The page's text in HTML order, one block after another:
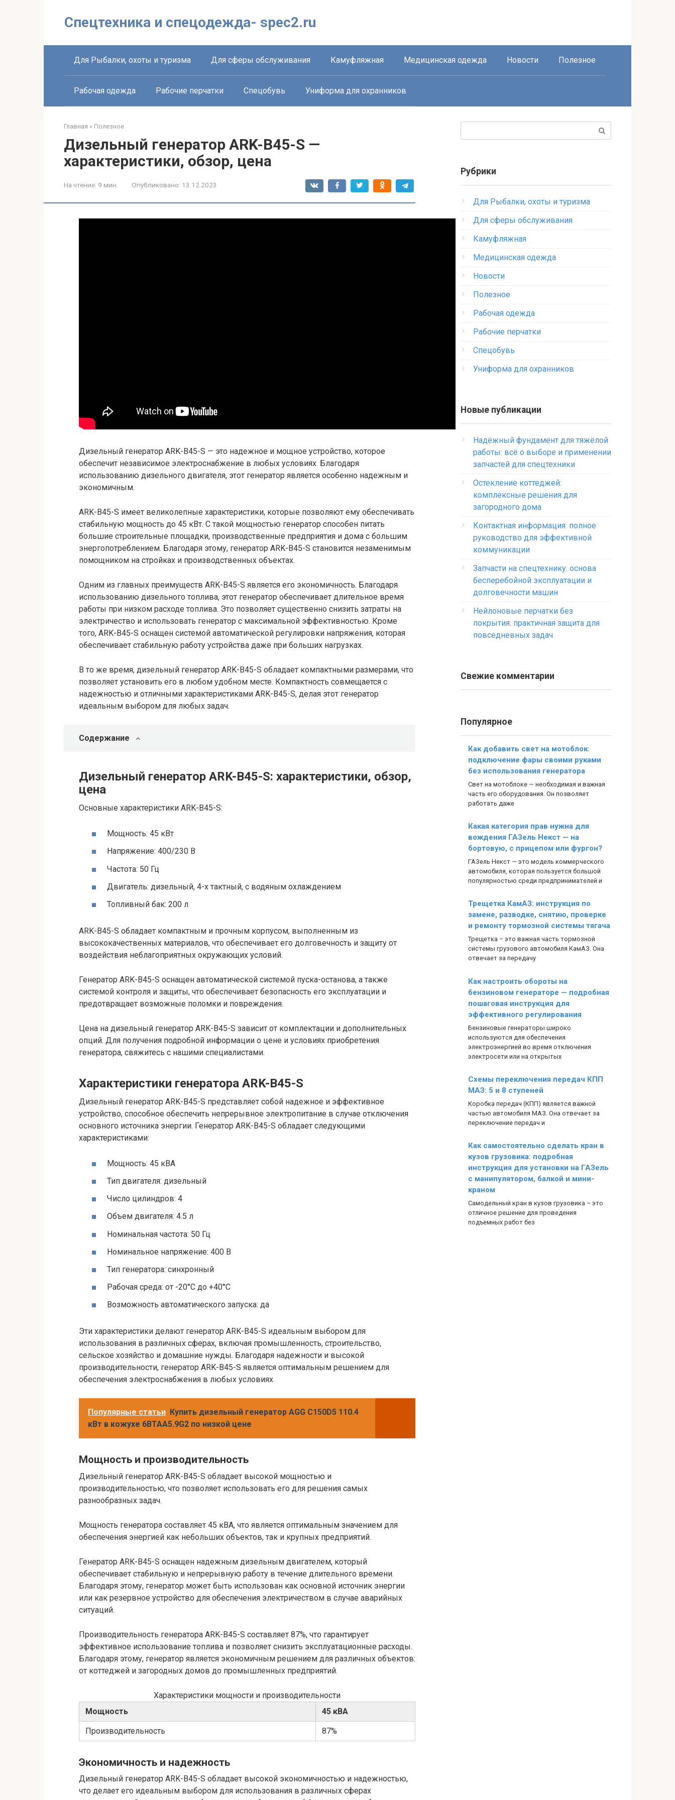
Спецтехника и спецодежда- spec2.ru
Для Рыбалки, охоты и туризма Для сферы обслуживания Камуфляжная Медицинская одежда Новости Полезное
Рабочая одежда Рабочие перчатки Спецобувь Униформа для охранников
Главная » Полезное
Дизельный генератор ARK-B45-S —
характеристики, обзор, цена
На чтение: 9 мин Опубликовано: 13.12.2023
Дизельный генератор ARK-B45-S — это надежное и мощное устройство, которое
обеспечит независимое электроснабжение в любых условиях. Благодаря
использованию дизельного двигателя, этот генератор является особенно надежным и
экономичным.
ARK-B45-S имеет великолепные характеристики, которые позволяют ему обеспечивать
стабильную мощность до 45 кВт. С такой мощностью генератор способен питать
большие строительные площадки, производственные предприятия и дома с большим
энергопотреблением. Благодаря этому, генератор ARK-B45-S становится незаменимым
помощником на стройках и производственных объектах.
Одним из главных преимуществ ARK-B45-S является его экономичность. Благодаря
использованию дизельного топлива, этот генератор обеспечивает длительное время
работы при низком расходе топлива. Это позволяет существенно снизить затраты на
электричество и использовать генератор с максимальной эффективностью. Кроме
того, ARK-B45-S оснащен системой автоматической регулировки напряжения, которая
обеспечивает стабильную работу устройства даже при больших нагрузках.
В то же время, дизельный генератор ARK-B45-S обладает компактными размерами, что
позволяет установить его в любом удобном месте. Компактность совмещается с
надежностью и отличными характеристиками ARK-B45-S, делая этот генератор
идеальным выбором для любых задач.
Содержание
Дизельный генератор ARK-B45-S: характеристики, обзор,
цена
Основные характеристики ARK-B45-S:
Мощность: 45 кВт
Напряжение: 400/230 В
Частота: 50 Гц
Двигатель: дизельный, 4-х тактный, с водяным охлаждением
Топливный бак: 200 л
ARK-B45-S обладает компактным и прочным корпусом, выполненным из
высококачественных материалов, что обеспечивает его долговечность и защиту от
воздействия неблагоприятных окружающих условий.
Генератор ARK-B45-S оснащен автоматической системой пуска-останова, а также
системой контроля и защиты, что обеспечивает безопасность его эксплуатации и
предотвращает возможные поломки и повреждения.
Цена на дизельный генератор ARK-B45-S зависит от комплектации и дополнительных
опций. Для получения подробной информации о цене и условиях приобретения
генератора, свяжитесь с нашими специалистами.
Характеристики генератора ARK-B45-S
Дизельный генератор ARK-B45-S представляет собой надежное и эффективное
устройство, способное обеспечить непрерывное электропитание в случае отключения
основного источника энергии. Генератор ARK-B45-S обладает следующими
характеристиками:
Мощность: 45 кВА
Тип двигателя: дизельный
Число цилиндров: 4
Объем двигателя: 4.5 л
Номинальная частота: 50 Гц
Номинальное напряжение: 400 В
Тип генератора: синхронный
Рабочая среда: от -20°C до +40°C
Возможность автоматического запуска: да
Эти характеристики делают генератор ARK-B45-S идеальным выбором для
использования в различных сферах, включая промышленность, строительство,
сельское хозяйство и домашние нужды. Благодаря надежности и высокой
производительности, генератор ARK-B45-S является оптимальным решением для
обеспечения электроснабжения в любых условиях.
Популярные статьи Купить дизельный генератор AGG C150D5 110.4
кВт в кожухе 6BTAA5.9G2 по низкой цене
Мощность и производительность
Дизельный генератор ARK-B45-S обладает высокой мощностью и
производительностью, что позволяет использовать его для решения самых
разнообразных задач.
Мощность генератора составляет 45 кВА, что является оптимальным значением для
обеспечения энергией как небольших объектов, так и крупных предприятий.
Генератор ARK-B45-S оснащен надежным дизельным двигателем, который
обеспечивает стабильную и непрерывную работу в течение длительного времени.
Благодаря этому, генератор может быть использован как основной источник энергии
или как резервное устройство для обеспечения электричеством в случае аварийных
ситуаций.
Производительность генератора ARK-B45-S составляет 87%, что гарантирует
эффективное использование топлива и позволяет снизить эксплуатационные расходы.
Благодаря этому, генератор является экономичным решением для различных объектов:
от коттеджей и загородных домов до промышленных предприятий.
Характеристики мощности и производительности
Мощность
45 кВА
Производительность 87%
Экономичность и надежность
Дизельный генератор ARK-B45-S обладает высокой экономичностью и надежностью,
что делает его идеальным выбором для использования в различных сферах
Рубрики
Для Рыбалки, охоты и туризма
Для сферы обслуживания
Камуфляжная
Медицинская одежда
Новости
Полезное
Рабочая одежда
Рабочие перчатки
Спецобувь
Униформа для охранников
Новые публикации
Надёжный фундамент для тяжёлой
работы: всё о выборе и применении
запчастей для спецтехники
Остекление коттеджей:
комплексные решения для
загородного дома
Контактная информация: полное
руководство для эффективной
коммуникации
Запчасти на спецтехнику: основа
бесперебойной эксплуатации и
долговечности машин
Нейлоновые перчатки без
покрытия: практичная защита для
повседневных задач
Свежие комментарии
Популярное
Как добавить свет на мотоблок:
подключение фары своими руками
без использования генератора
Свет на мотоблоке — необходимая и важная
часть его оборудования. Он позволяет
работать даже
Какая категория прав нужна для
вождения ГАЗель Некст — на
бортовую, с прицепом или фургон?
ГАЗель Некст — это модель коммерческого
автомобиля, которая пользуется большой
популярностью среди предпринимателей и
Трещетка КамАЗ: инструкция по
замене, разводке, снятию, проверке
и ремонту тормозной системы тягача
Трещетка – это важная часть тормозной
системы грузового автомобиля КамАЗ. Она
отвечает за передачу
Как настроить обороты на
бензиновом генераторе — подробная
пошаговая инструкция для
эффективного регулирования
Бензиновые генераторы широко
используются для обеспечения
электроэнергией во время отключения
электросети или на открытых
Схемы переключения передач КПП
МАЗ: 5 и 8 ступеней
Коробка передач (КПП) является важной
частью автомобиля МАЗ. Она отвечает за
переключение передач и
Как самостоятельно сделать кран в
кузов грузовика: подробная
инструкция для установки на ГАЗель
с манипулятором, балкой и мини-
краном
Самодельный кран в кузов грузовика – это
отличное решение для проведения
подъемных работ без